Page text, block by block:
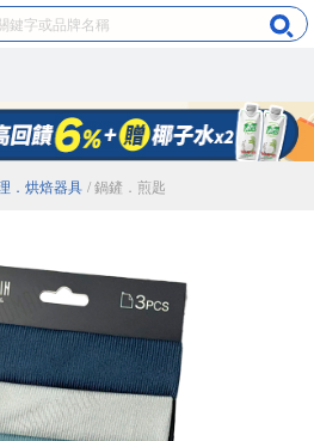
．烘焙器具 / 鍋鏟．煎匙